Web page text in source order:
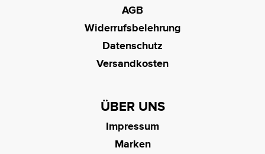
AGB
Widerrufsbelehrung
Datenschutz
Versandkosten
ÜBER UNS
Impressum
Marken